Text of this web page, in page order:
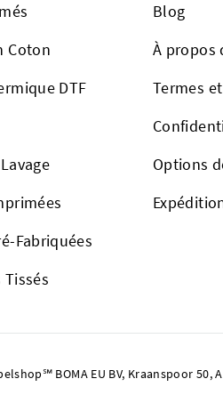
Coton
DTF
Fabriquées
Blog
À propos
Termes
Options
BOMA EU BV, Kraanspoor 50,